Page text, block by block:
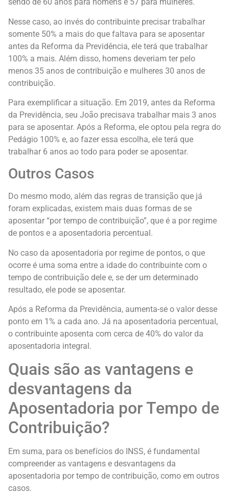
Nesse caso, ao invés do contribuinte precisar trabalhar
somente 50% a mais do que faltava para se aposentar
antes da Reforma da Previdência, ele terá que trabalhar
100% a mais. Além disso, homens deveriam ter pelo
menos 35 anos de contribuição e mulheres 30 anos de
contribuição.
Para exemplificar a situação. Em 2019, antes da Reforma
da Previdência, seu João precisava trabalhar mais 3 anos
para se aposentar. Após a Reforma, ele optou pela regra do
Pedágio 100% e, ao fazer essa escolha, ele terá que
trabalhar 6 anos ao todo para poder se aposentar.
Outros Casos
Do mesmo modo, além das regras de transição que já
foram explicadas, existem mais duas formas de se
aposentar “por tempo de contribuição”, que é a por regime
de pontos e a aposentadoria percentual.
No caso da aposentadoria por regime de pontos, o que
ocorre é uma soma entre a idade do contribuinte com o
tempo de contribuição dele e, se der um determinado
resultado, ele pode se aposentar.
Após a Reforma da Previdência, aumenta-se o valor desse
ponto em 1% a cada ano. Já na aposentadoria percentual,
o contribuinte aposenta com cerca de 40% do valor da
aposentadoria integral.
Quais são as vantagens e
desvantagens da
Aposentadoria por Tempo de
Contribuição?
Em suma, para os benefícios do INSS, é fundamental
compreender as vantagens e desvantagens da
aposentadoria por tempo de contribuição, como em outros
casos.